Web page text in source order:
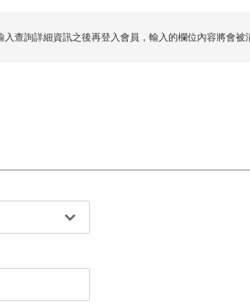
入查詢詳細資訊之後再登入會員，輸入的欄位內容將會被